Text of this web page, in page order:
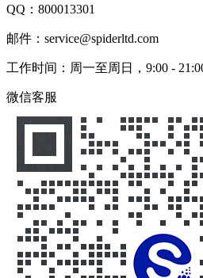
QQ： 800013301
邮件：service@spiderltd.com
工作时间：周一至周日，9:00 -
微信客服